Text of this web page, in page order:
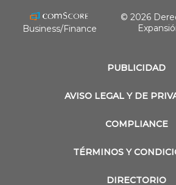
PUBLICIDAD
AVISO LEGAL Y DE
COMPLIANCE
TÉRMINOS Y
DIRECTORIO
Business/Finance
© 2026